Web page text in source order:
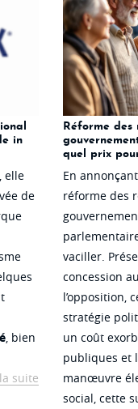
in
elle
de
, bien
suite
Réforme
quel prix
En
réforme des
vaciller.
concession
l’opposition,
stratégie
un coût
publiques et
manœuvre
social, cette